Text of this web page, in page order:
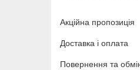
Акційна пропозиція
Доставка і оплата
Повернення та